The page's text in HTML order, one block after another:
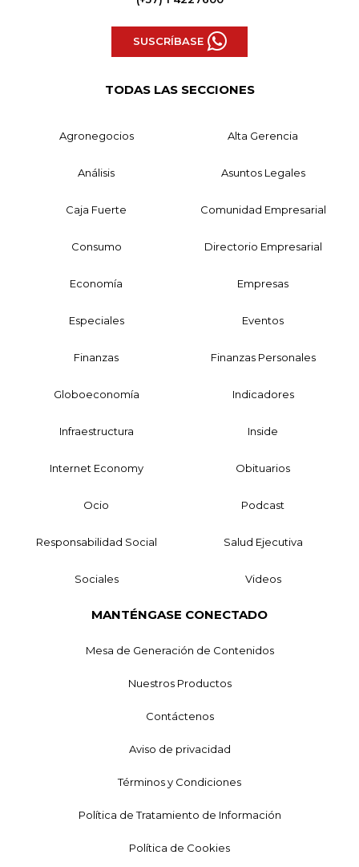
SUSCRÍBASE
TODAS LAS SECCIONES
Agronegocios Alta Gerencia
Análisis Asuntos Legales
Caja Fuerte Comunidad Empresarial
Consumo Directorio Empresarial
Economía Empresas
Especiales Eventos
Finanzas Finanzas Personales
Globoeconomía Indicadores
Infraestructura Inside
Internet Economy Obituarios
Ocio Podcast
Responsabilidad Social Salud Ejecutiva
Sociales Videos
MANTÉNGASE CONECTADO
Mesa de Generación de Contenidos
Nuestros Productos
Contáctenos
Aviso de privacidad
Términos y Condiciones
Política de Tratamiento de Información
Política de Cookies